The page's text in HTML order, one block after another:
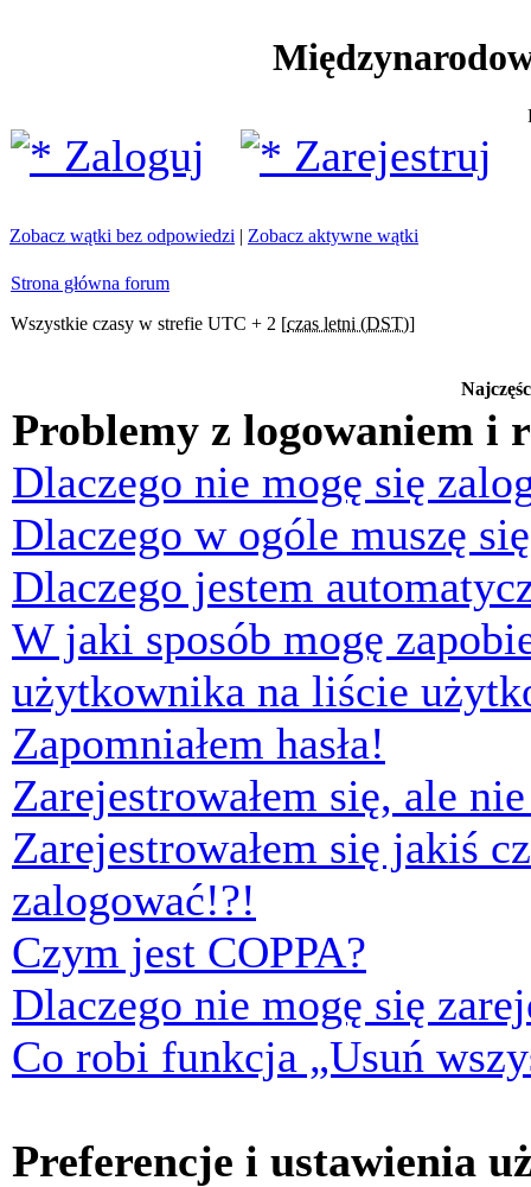
Zaloguj Zarejestruj
Zobacz wątki bez odpowiedzi | Zobacz aktywne wątki
Strona główna forum
Wszystkie czasy w strefie UTC + 2 [czas letni (DST)]
Problemy z logowaniem i
Dlaczego nie mogę się
Dlaczego w ogóle muszę
Dlaczego jestem
W jaki sposób mogę
użytkownika na liście
Zapomniałem hasła!
Zarejestrowałem się, ale
Zarejestrowałem się jakiś
zalogować!?!
Czym jest COPPA?
Dlaczego nie mogę się
Co robi funkcja „Usuń
Preferencje i ustawienia